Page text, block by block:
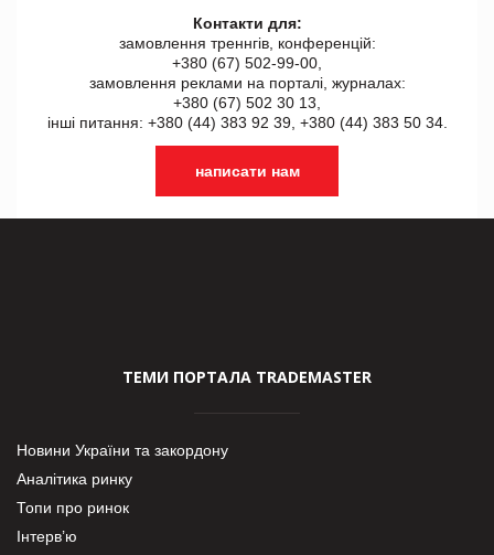
Контакти для:
замовлення треннгів, конференцій:
+380 (67) 502-99-00,
замовлення реклами на порталі, журналах:
+380 (67) 502 30 13,
інші питання: +380 (44) 383 92 39, +380 (44) 383 50 34.
написати нам
ТЕМИ ПОРТАЛА TRADEMASTER
Новини України та закордону
Аналітика ринку
Топи про ринок
Інтерв’ю